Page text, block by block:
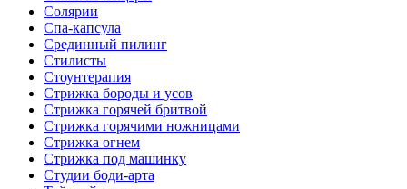
Солярии
Спа-капсула
Срединный пилинг
Стилисты
Стоунтерапия
Стрижка бороды и усов
Стрижка горячей бритвой
Стрижка горячими ножницами
Стрижка огнем
Стрижка под машинку
Студии боди-арта